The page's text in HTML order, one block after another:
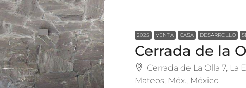
2025 VENTA CASA DESARROLLO
Cerrada de la
Cerrada de La Olla 7, La
Mateos, Méx., México